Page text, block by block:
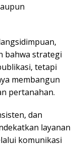
bahwa strategi
tetapi
membangun
pertanahan.
dan
layanan
komunikasi